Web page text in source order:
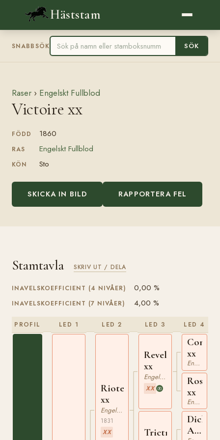
Häststam
SNABBSÖK SÖK
Raser › Engelskt Fullblod
Victoire xx
FÖDD 1860
RAS Engelskt Fullblod
KÖN Sto
SKICKA IN BILD RAPPORTERA FEL
Stamtavla SKRIV UT / DELA
INAVELSKOEFFICIENT (4 NIVÅER) 0,00 %
INAVELSKOEFFICIENT (7 NIVÅER) 4,00 %
PROFIL LED 1 LED 2
Rioter
xx
Engelskt Fullblod
1831
XX
LED 3
Reveller
xx
Engelskt Fullblod
XX
Trictrac
LED 4
Comus
xx
Engelskt Fullblod
Rosette
xx
Engelskt Fullblod
Dick